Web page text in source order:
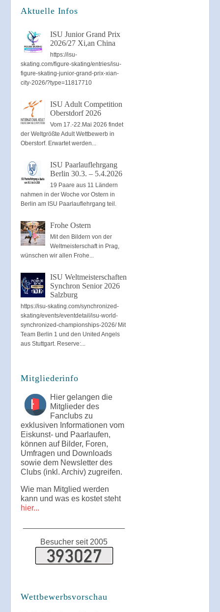
Aktuelle Infos
ISU Junior Grand Prix
2026/27 Xi,an China
https://isu-
skating.com/figure-skating/entries/isu-
figure-skating-junior-grand-prix-xian-
city-2026/?type=11817710
ISU Adult Competition
Oberstdorf 2026
Vom 17.-22.Mai 2026 findet
der Weltgrößte Adult Wettbewerb in
Oberstorf. Erwartet werden...
ISU Paarlauflehrgang
Berlin 30.3. – 5.4.2026
19 Paare aus 11 Ländern
nahmen in der Woche vor Ostern in
Berlin am ISU Paarlauflehrgang teil.
Frohe Ostern
Mit den Bildern von der
Weltmeisterschaft in Prag,
wünschen wir allen Frohe...
ISU Weltmeisterschaften
Synchron Senior 2026
Salzburg
https://isu-skating.com/synchronized-
skating/events/eventdetail/isu-world-
synchronized-championships-2026/ Mit
Team Berlin 1 und den United Angels
aus Stuttgart. Reserve:...
Mitgliederinfo
Hier gelangen die
Mitglieder des
Fanclubs zu
exklusiven Informationen vom
Eiskunst- und Paarlaufen,
können auf Bilder, Foren,
Umfragen und Downloads
sowie dem Newsletter des
Clubs (inkl. Archiv) zugreifen.
Wie man Mitglied werden
kann und was es kostet steht
hier...
Besucher seit 2005
Wettbewerbsvorschau